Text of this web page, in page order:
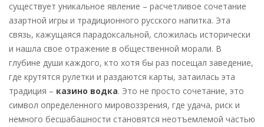
существует уникальное явление – расчетливое сочетание
азартной игры и традиционного русского напитка. Эта
связь, кажущаяся парадоксальной, сложилась исторически
и нашла свое отражение в общественной морали. В
глубине души каждого, кто хотя бы раз посещал заведение,
где крутятся рулетки и раздаются карты, затаилась эта
традиция – казино водка. Это не просто сочетание, это
символ определенного мировоззрения, где удача, риск и
немного бесшабашности становятся неотъемлемой частью